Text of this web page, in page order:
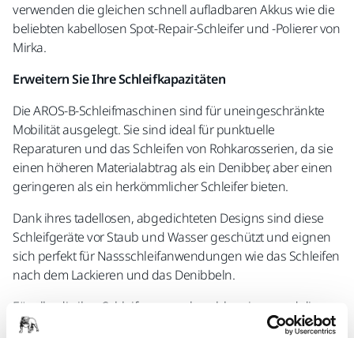
verwenden die gleichen schnell aufladbaren Akkus wie die
beliebten kabellosen Spot-Repair-Schleifer und -Polierer von
Mirka.
Erweitern Sie Ihre Schleifkapazitäten
Die AROS-B-Schleifmaschinen sind für uneingeschränkte
Mobilität ausgelegt. Sie sind ideal für punktuelle
Reparaturen und das Schleifen von Rohkarosserien, da sie
einen höheren Materialabtrag als ein Denibber, aber einen
geringeren als ein herkömmlicher Schleifer bieten.
Dank ihres tadellosen, abgedichteten Designs sind diese
Schleifgeräte vor Staub und Wasser geschützt und eignen
sich perfekt für Nassschleifanwendungen wie das Schleifen
nach dem Lackieren und das Denibbeln.
Für alle, die ihre Schleifprozesse beschleunigen und die
Ergonomie am Arbeitsplatz verbessern wollen, sind die